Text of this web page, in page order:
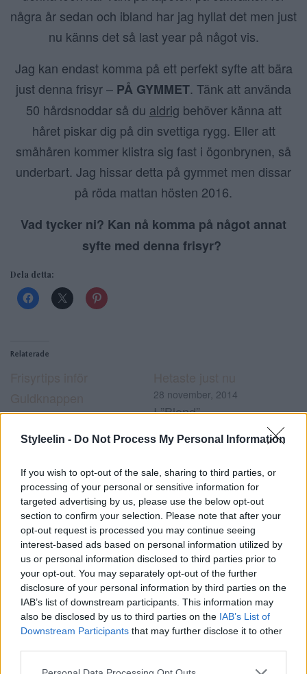
Styleelin - Do Not Process My Personal Information
If you wish to opt-out of the sale, sharing to third parties, or
processing of your personal or sensitive information for
targeted advertising by us, please use the below opt-out
section to confirm your selection. Please note that after your
opt-out request is processed you may continue seeing
interest-based ads based on personal information utilized by
us or personal information disclosed to third parties prior to
your opt-out. You may separately opt-out of the further
disclosure of your personal information by third parties on the
IAB’s list of downstream participants. This information may
also be disclosed by us to third parties on the IAB’s List of
Downstream Participants that may further disclose it to other
några år sedan och ibland har jag hyllat det men just
nu känns det så last year på något vis.
Jag kan endast komma på ett perfekt syfte att bära
just denna frisyr – PÅ GYMMET. Tänk att använda
50 hårdsnoddar så du aldrig behöver känna att
håret piskar dig på din svettiga rygg. Eller att
småhåren kommer klistra sig fast i ögonbrynen, så
underbart. Jag hissar detta på gymmet men dissar
på röda mattan hösten 2016.
Vad tycker ni? Kan nå komma på något annat
syfte med denna frisyr?
Dela detta:
Relaterade
22 augusti, 2014
I ”Hårguider”
28 november, 2014
I ”Blond”
Den snyggaste
hästsvansen
6 juni, 2015
I ”Frisyrer”
#frisyr #frisyr hästsvans #ponytail
Kommentarer
Kommentera*